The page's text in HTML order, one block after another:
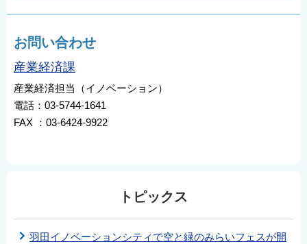
お問い合わせ
産業経済課
産業経済担当（イノベーション）
電話：03-5744-1641
FAX ：03-6424-9922
トピックス
羽田イノベーションシティで空と緑のみらいフェスが開